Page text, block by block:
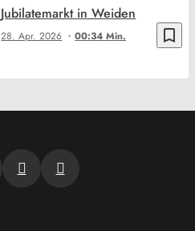
bookmark_border
28. Apr. 2026 00:34 Min.
Jubilatemarkt in Weiden